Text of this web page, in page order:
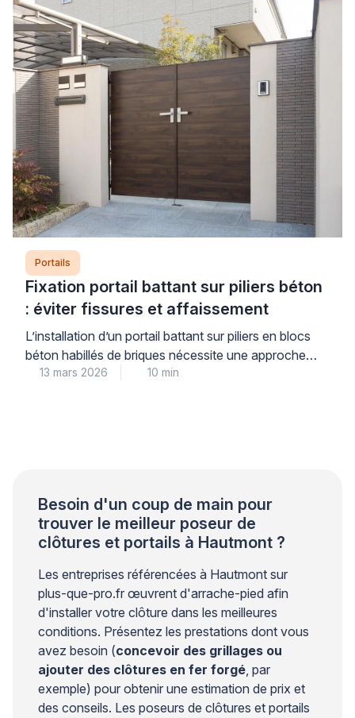
supplémentaire constituent les deux facteurs
aggravants principaux, particulièrement sur des
gonds fatigués ou des poteaux mal scellés. […]
Portails
Fixation portail battant sur piliers béton
: éviter fissures et affaissement
L’installation d’un portail battant sur piliers en blocs
béton habillés de briques nécessite une approche
technique rigoureuse. Les contraintes mécaniques
13 mars 2026 10 min
Besoin d'un coup de main pour
trouver le meilleur poseur de
clôtures et portails à Hautmont ?
Les entreprises référencées à Hautmont sur
plus-que-pro.fr œuvrent d'arrache-pied afin
d'installer votre clôture dans les meilleures
conditions. Présentez les prestations dont vous
avez besoin (concevoir des grillages ou
ajouter des clôtures en fer forgé, par
exemple) pour obtenir une estimation de prix et
des conseils. Les poseurs de clôtures et portails